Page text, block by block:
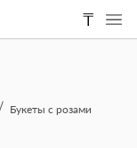
₸
Букеты с розами